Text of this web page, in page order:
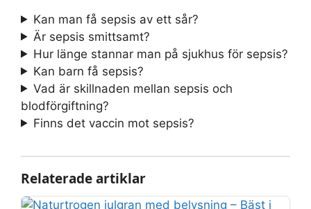
Kan man få sepsis av ett sår?
Är sepsis smittsamt?
Hur länge stannar man på sjukhus för sepsis?
Kan barn få sepsis?
Vad är skillnaden mellan sepsis och
blodförgiftning?
Finns det vaccin mot sepsis?
Relaterade artiklar